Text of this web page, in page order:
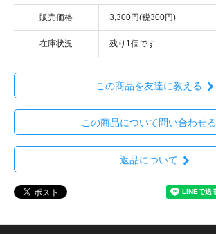
販売価格 3,300円(税300円)
在庫状況 残り1個です
この商品を友達に教える
この商品について問い合わせる
返品について